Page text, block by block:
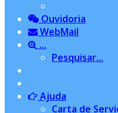
Ouvidoria
WebMail
...
Pesquisar...
Ajuda
Carta de